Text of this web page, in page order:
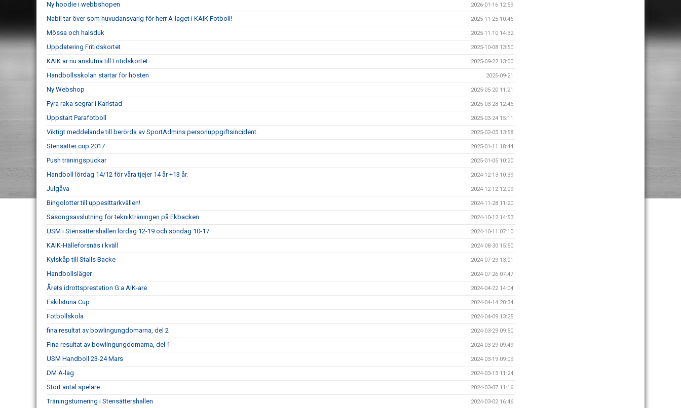
Ny hoodie i webbshopen 2026-01-16 12:59
Nabil tar över som huvudansvarig för herr A-laget i KAIK Fotboll! 2025-11-25 10:46
Mössa och halsduk 2025-11-10 14:32
Uppdatering Fritidskortet 2025-10-08 13:50
KAIK är nu anslutna till Fritidskortet 2025-09-22 13:00
Handbollsskolan startar för hösten 2025-09-21
Ny Webshop 2025-05-20 11:21
Fyra raka segrar i Karlstad 2025-03-28 12:46
Uppstart Parafotboll 2025-03-24 15:11
Viktigt meddelande till berörda av SportAdmins personuppgiftsincident. 2025-02-05 13:58
Stensätter cup 2017 2025-01-11 18:44
Push träningspuckar 2025-01-05 10:20
Handboll lördag 14/12 för våra tjejer 14 år +13 år. 2024-12-13 10:39
Julgåva 2024-12-12 12:09
Bingolotter till uppesittarkvällen! 2024-11-28 11:20
Säsongsavslutning för teknikträningen på Ekbacken 2024-10-12 14:53
USM i Stensättershallen lördag 12-19 och söndag 10-17 2024-10-11 07:10
KAIK-Hälleforsnäs i kväll 2024-08-30 15:50
Kylskåp till Stalls Backe 2024-07-29 13:01
Handbollsläger 2024-07-26 07:47
Årets idrottsprestation G:a AIK-are 2024-04-22 14:04
Eskilstuna Cup 2024-04-14 20:34
Fotbollskola 2024-04-09 13:25
fina resultat av bowlingungdomarna, del 2 2024-03-29 09:50
Fina resultat av bowlingungdomarna, del 1 2024-03-29 09:49
USM Handboll 23-24 Mars 2024-03-19 09:09
DM A-lag 2024-03-13 11:24
Stort antal spelare 2024-03-07 11:16
Träningsturnering i Stensättershallen 2024-03-02 16:46